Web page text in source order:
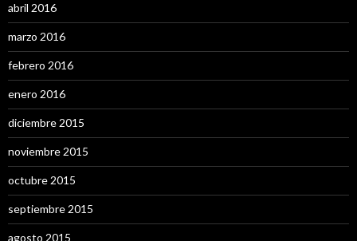
abril 2016
marzo 2016
febrero 2016
enero 2016
diciembre 2015
noviembre 2015
octubre 2015
septiembre 2015
agosto 2015